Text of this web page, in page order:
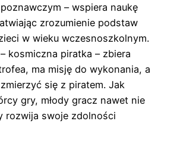
– wspiera naukę
zrozumienie podstaw
w wieku wczesnoszkolnym.
kosmiczna piratka – zbiera
ma misję do wykonania, a
się z piratem. Jak
gry, młody gracz nawet nie
rozwija swoje zdolności